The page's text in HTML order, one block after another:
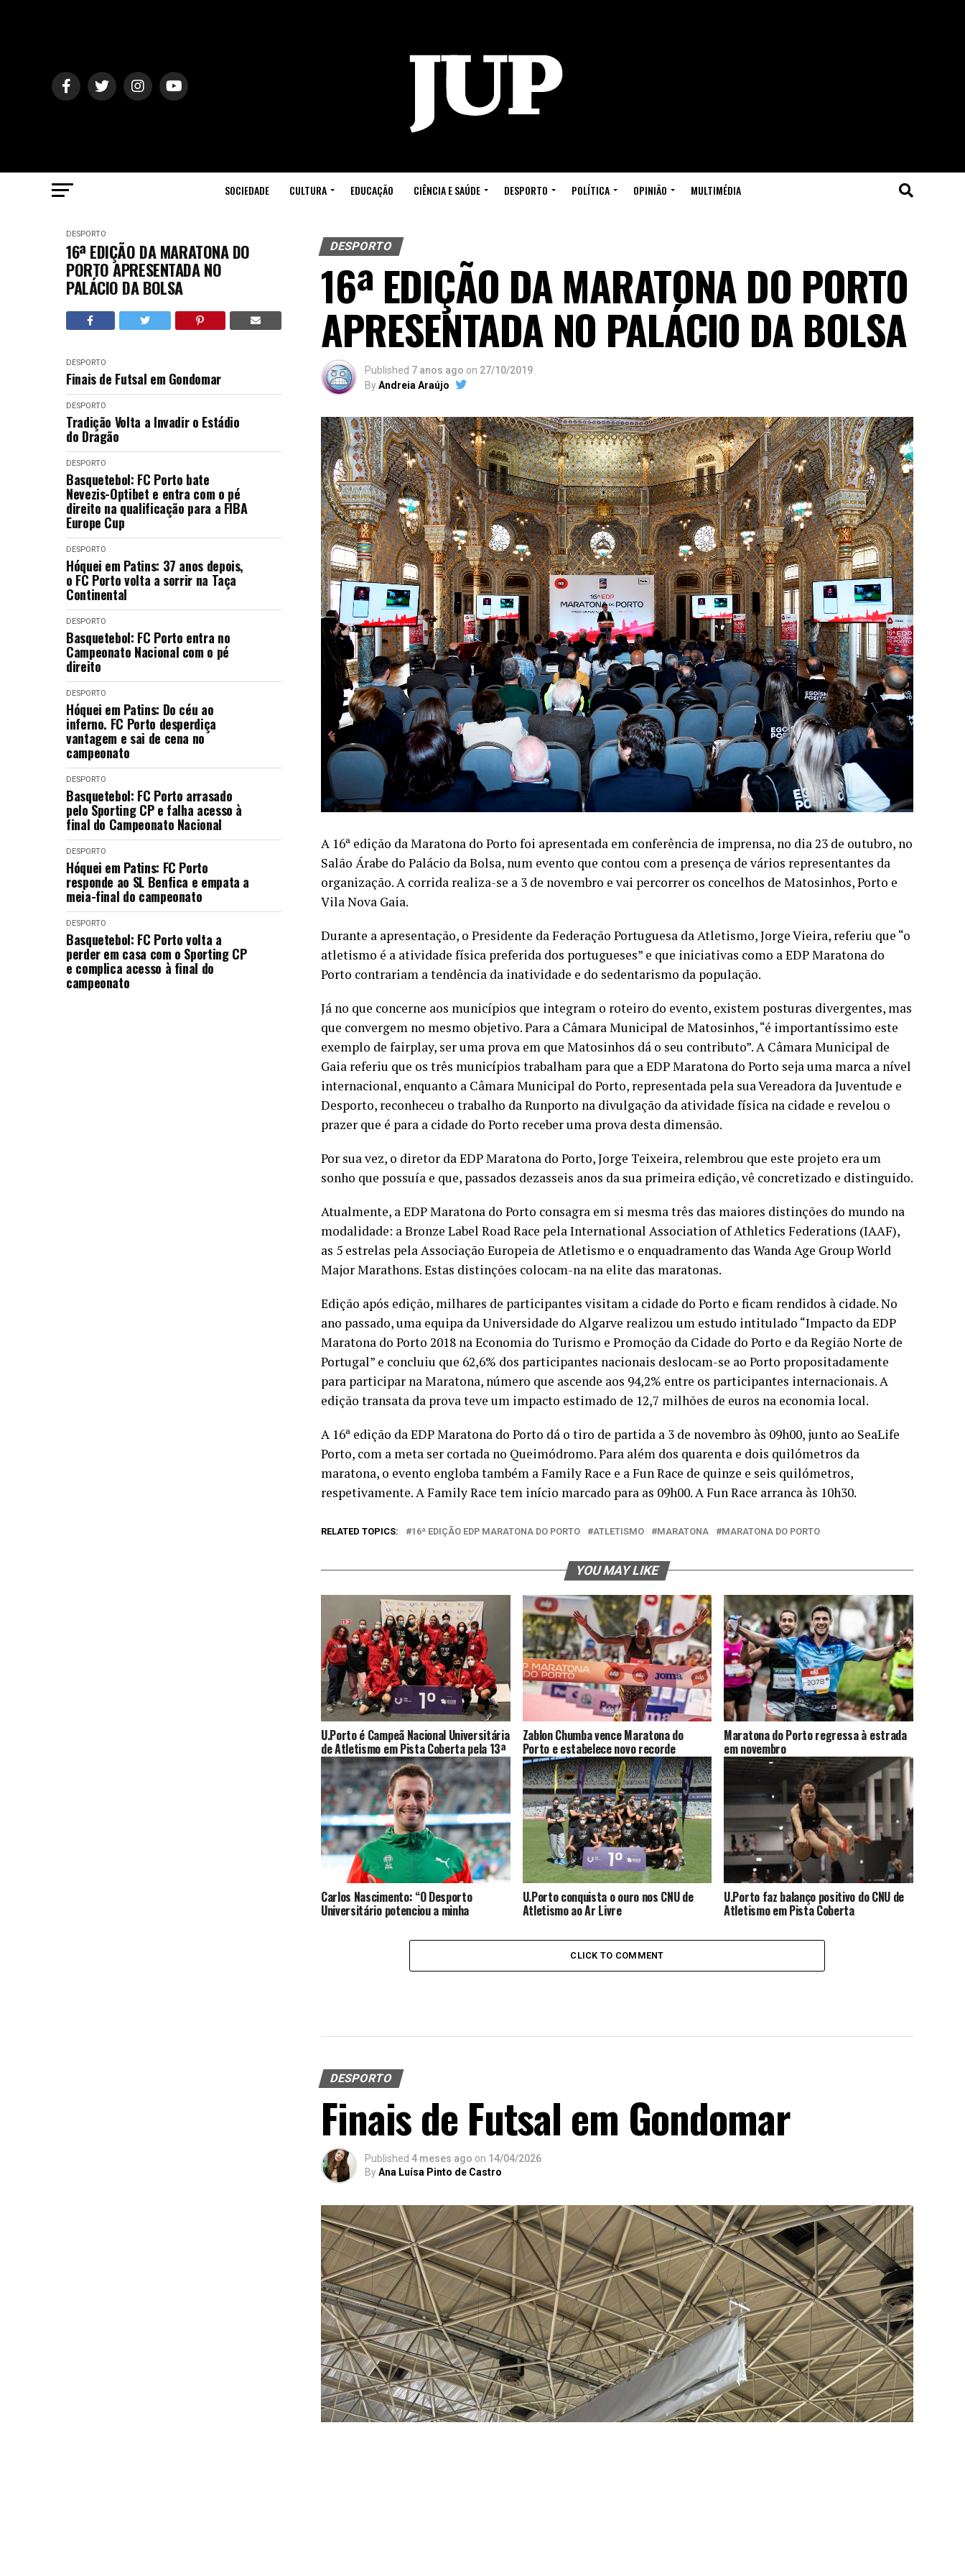
SOCIEDADE CULTURA EDUCAÇÃO CIÊNCIA E SAÚDE DESPORTO POLÍTICA OPINIÃO MULTIMÉDIA
DESPORTO
16ª EDIÇÃO DA MARATONA DO
PORTO APRESENTADA NO
PALÁCIO DA BOLSA
DESPORTO
Finais de Futsal em Gondomar
DESPORTO
Tradição Volta a Invadir o Estádio
do Dragão
DESPORTO
Basquetebol: FC Porto bate
Nevezis-Optibet e entra com o pé
direito na qualificação para a FIBA
Europe Cup
DESPORTO
Hóquei em Patins: 37 anos depois,
o FC Porto volta a sorrir na Taça
Continental
DESPORTO
Basquetebol: FC Porto entra no
Campeonato Nacional com o pé
direito
DESPORTO
Hóquei em Patins: Do céu ao
inferno. FC Porto desperdiça
vantagem e sai de cena no
campeonato
DESPORTO
Basquetebol: FC Porto arrasado
pelo Sporting CP e falha acesso à
final do Campeonato Nacional
DESPORTO
Hóquei em Patins: FC Porto
responde ao SL Benfica e empata a
meia-final do campeonato
DESPORTO
Basquetebol: FC Porto volta a
perder em casa com o Sporting CP
e complica acesso à final do
campeonato
DESPORTO
16ª EDIÇÃO DA MARATONA DO PORTO
APRESENTADA NO PALÁCIO DA BOLSA
Published 7 anos ago on 27/10/2019
ByAndreia Araújo
A 16ª edição da Maratona do Porto foi apresentada em conferência de imprensa, no dia 23 de outubro, no
Salão Árabe do Palácio da Bolsa, num evento que contou com a presença de vários representantes da
organização. A corrida realiza-se a 3 de novembro e vai percorrer os concelhos de Matosinhos, Porto e
Vila Nova Gaia.
Durante a apresentação, o Presidente da Federação Portuguesa da Atletismo, Jorge Vieira, referiu que “o
atletismo é a atividade física preferida dos portugueses” e que iniciativas como a EDP Maratona do
Porto contrariam a tendência da inatividade e do sedentarismo da população.
Já no que concerne aos municípios que integram o roteiro do evento, existem posturas divergentes, mas
que convergem no mesmo objetivo. Para a Câmara Municipal de Matosinhos, “é importantíssimo este
exemplo de fairplay, ser uma prova em que Matosinhos dá o seu contributo”. A Câmara Municipal de
Gaia referiu que os três municípios trabalham para que a EDP Maratona do Porto seja uma marca a nível
internacional, enquanto a Câmara Municipal do Porto, representada pela sua Vereadora da Juventude e
Desporto, reconheceu o trabalho da Runporto na divulgação da atividade física na cidade e revelou o
prazer que é para a cidade do Porto receber uma prova desta dimensão.
Por sua vez, o diretor da EDP Maratona do Porto, Jorge Teixeira, relembrou que este projeto era um
sonho que possuía e que, passados dezasseis anos da sua primeira edição, vê concretizado e distinguido.
Atualmente, a EDP Maratona do Porto consagra em si mesma três das maiores distinções do mundo na
modalidade: a Bronze Label Road Race pela International Association of Athletics Federations (IAAF),
as 5 estrelas pela Associação Europeia de Atletismo e o enquadramento das Wanda Age Group World
Major Marathons. Estas distinções colocam-na na elite das maratonas.
Edição após edição, milhares de participantes visitam a cidade do Porto e ficam rendidos à cidade. No
ano passado, uma equipa da Universidade do Algarve realizou um estudo intitulado “Impacto da EDP
Maratona do Porto 2018 na Economia do Turismo e Promoção da Cidade do Porto e da Região Norte de
Portugal” e concluiu que 62,6% dos participantes nacionais deslocam-se ao Porto propositadamente
para participar na Maratona, número que ascende aos 94,2% entre os participantes internacionais. A
edição transata da prova teve um impacto estimado de 12,7 milhões de euros na economia local.
A 16ª edição da EDP Maratona do Porto dá o tiro de partida a 3 de novembro às 09h00, junto ao SeaLife
Porto, com a meta ser cortada no Queimódromo. Para além dos quarenta e dois quilómetros da
maratona, o evento engloba também a Family Race e a Fun Race de quinze e seis quilómetros,
respetivamente. A Family Race tem início marcado para as 09h00. A Fun Race arranca às 10h30.
RELATED TOPICS: 16ª EDIÇÃO EDP MARATONA DO PORTO ATLETISMO MARATONA MARATONA DO PORTO
YOU MAY LIKE
U.Porto é Campeã Nacional Universitária
de Atletismo em Pista Coberta pela 13ª
vez consecutiva
Zablon Chumba vence Maratona do
Porto e estabelece novo recorde
Maratona do Porto regressa à estrada
em novembro
Carlos Nascimento: “O Desporto
Universitário potenciou a minha
U.Porto conquista o ouro nos CNU de
Atletismo ao Ar Livre
U.Porto faz balanço positivo do CNU de
Atletismo em Pista Coberta
CLICK TO COMMENT
DESPORTO
Finais de Futsal em Gondomar
Published 4 meses ago on 14/04/2026
ByAna Luísa Pinto de Castro